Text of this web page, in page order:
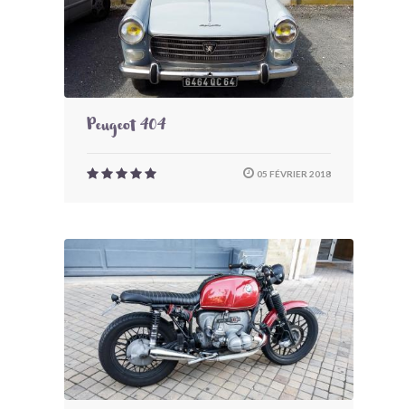
MODÈLES ET MARQUES
COMMENT FONCTIONNE BLV ?
Peugeot 404
05 FÉVRIER 2018